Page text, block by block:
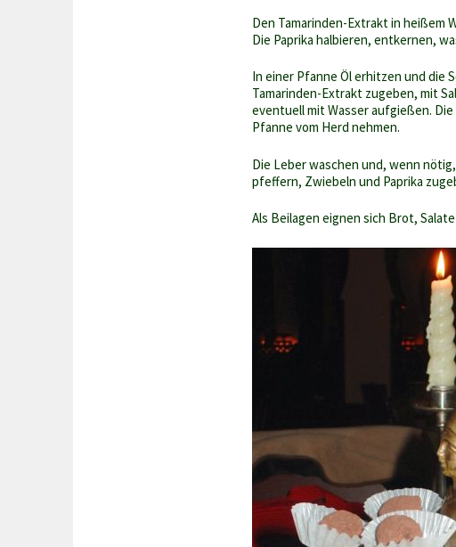
Den Tamarinden-Extrakt in heißem
Die Paprika halbieren, entkernen,
In einer Pfanne Öl erhitzen und die
Tamarinden-Extrakt zugeben, mit
eventuell mit Wasser aufgießen.
Pfanne vom Herd nehmen.
Die Leber waschen und, wenn
pfeffern, Zwiebeln und Paprika
Als Beilagen eignen sich Brot,